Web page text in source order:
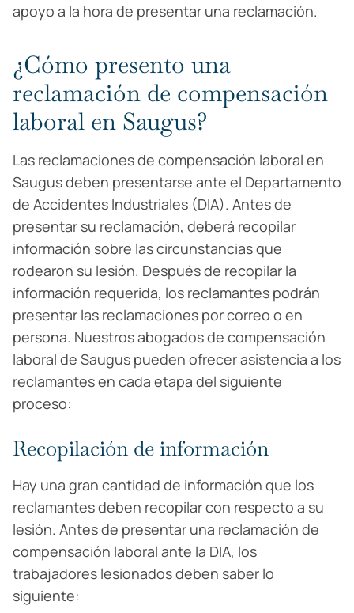
apoyo a la hora de presentar una reclamación.
¿Cómo presento una
reclamación de compensación
laboral en Saugus?
Las reclamaciones de compensación laboral en
Saugus deben presentarse ante el Departamento
de Accidentes Industriales (DIA). Antes de
presentar su reclamación, deberá recopilar
información sobre las circunstancias que
rodearon su lesión. Después de recopilar la
información requerida, los reclamantes podrán
presentar las reclamaciones por correo o en
persona. Nuestros abogados de compensación
laboral de Saugus pueden ofrecer asistencia a los
reclamantes en cada etapa del siguiente
proceso:
Recopilación de información
Hay una gran cantidad de información que los
reclamantes deben recopilar con respecto a su
lesión. Antes de presentar una reclamación de
compensación laboral ante la DIA, los
trabajadores lesionados deben saber lo
siguiente: